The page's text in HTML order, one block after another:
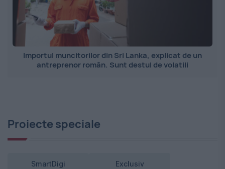
Importul muncitorilor din Sri Lanka, explicat de un
antreprenor român. Sunt destul de volatili
Proiecte speciale
SmartDigi Exclusiv